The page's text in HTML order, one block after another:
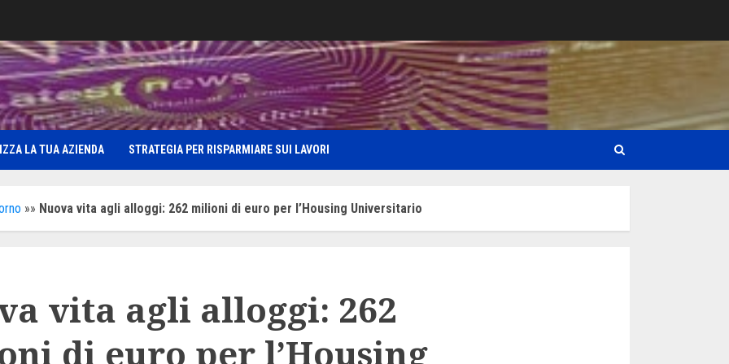
LA TUA AZIENDA STRATEGIA PER RISPARMIARE SUI LAVORI
»» Nuova vita agli alloggi: 262 milioni di euro per l’Housing Universitario
vita agli alloggi: 262
di euro per l’Housing